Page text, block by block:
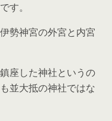
す。
勢神宮の外宮と内宮
座した神社というの
並大抵の神社ではな